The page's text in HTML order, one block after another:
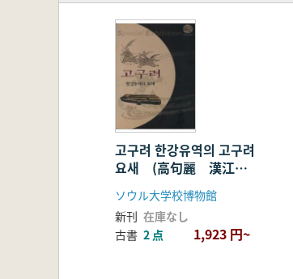
고구려 한강유역의 고구려
요새 (高句麗 漢江流
域の高句麗要塞)
ソウル大学校博物館
新刊 在庫なし
古書 2 点 1,923 円~